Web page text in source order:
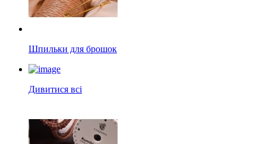
Шпильки для брошок
Дивитися всі